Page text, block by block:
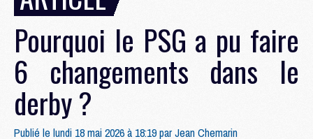
Pourquoi le PSG a pu faire
6 changements dans le
derby ?
Publié le lundi 18 mai 2026 à 18:19 parJean Chemarin